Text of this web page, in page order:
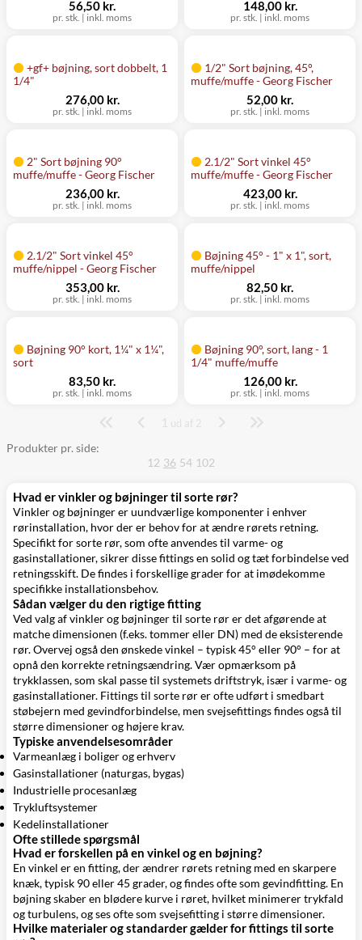
pr. stk. | inkl. moms
56,50 kr.
pr. stk. | inkl. moms
148,00 kr.
+gf+ bøjning, sort dobbelt, 1
1/4"
pr. stk. | inkl. moms
276,00 kr.
1/2" Sort bøjning, 45°,
muffe/muffe - Georg Fischer
pr. stk. | inkl. moms
52,00 kr.
2" Sort bøjning 90°
muffe/muffe - Georg Fischer
pr. stk. | inkl. moms
236,00 kr.
2.1/2" Sort vinkel 45°
muffe/muffe - Georg Fischer
pr. stk. | inkl. moms
423,00 kr.
2.1/2" Sort vinkel 45°
muffe/nippel - Georg Fischer
pr. stk. | inkl. moms
353,00 kr.
Bøjning 45° - 1" x 1", sort,
muffe/nippel
pr. stk. | inkl. moms
82,50 kr.
Bøjning 90° kort, 1¼" x 1¼",
sort
pr. stk. | inkl. moms
83,50 kr.
Bøjning 90°, sort, lang - 1
1/4" muffe/muffe
pr. stk. | inkl. moms
126,00 kr.
Side
1 ud af 2
Produkter pr. side:
12 36 54 102
Hvad er vinkler og bøjninger til sorte rør?
Vinkler og bøjninger er uundværlige komponenter i enhver
rørinstallation, hvor der er behov for at ændre rørets retning.
Specifikt for sorte rør, som ofte anvendes til varme- og
gasinstallationer, sikrer disse fittings en solid og tæt forbindelse ved
retningsskift. De findes i forskellige grader for at imødekomme
specifikke installationsbehov.
Sådan vælger du den rigtige fitting
Ved valg af vinkler og bøjninger til sorte rør er det afgørende at
matche dimensionen (f.eks. tommer eller DN) med de eksisterende
rør. Overvej også den ønskede vinkel – typisk 45° eller 90° – for at
opnå den korrekte retningsændring. Vær opmærksom på
trykklassen, som skal passe til systemets driftstryk, især i varme- og
gasinstallationer. Fittings til sorte rør er ofte udført i smedbart
støbejern med gevindforbindelse, men svejsefittings findes også til
større dimensioner og højere krav.
Typiske anvendelsesområder
Varmeanlæg i boliger og erhverv
Gasinstallationer (naturgas, bygas)
Industrielle procesanlæg
Trykluftsystemer
Kedelinstallationer
Ofte stillede spørgsmål
Hvad er forskellen på en vinkel og en bøjning?
En vinkel er en fitting, der ændrer rørets retning med en skarpere
knæk, typisk 90 eller 45 grader, og findes ofte som gevindfitting. En
bøjning skaber en blødere kurve i røret, hvilket minimerer trykfald
og turbulens, og ses ofte som svejsefitting i større dimensioner.
Hvilke materialer og standarder gælder for fittings til sorte